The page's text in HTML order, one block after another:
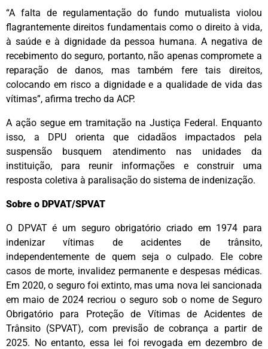
“A falta de regulamentação do fundo mutualista violou
flagrantemente direitos fundamentais como o direito à vida,
à saúde e à dignidade da pessoa humana. A negativa de
recebimento do seguro, portanto, não apenas compromete a
reparação de danos, mas também fere tais direitos,
colocando em risco a dignidade e a qualidade de vida das
vítimas”, afirma trecho da ACP.
A ação segue em tramitação na Justiça Federal. Enquanto
isso, a DPU orienta que cidadãos impactados pela
suspensão busquem atendimento nas unidades da
instituição, para reunir informações e construir uma
resposta coletiva à paralisação do sistema de indenização.
Sobre o DPVAT/SPVAT
O DPVAT é um seguro obrigatório criado em 1974 para
indenizar vítimas de acidentes de trânsito,
independentemente de quem seja o culpado. Ele cobre
casos de morte, invalidez permanente e despesas médicas.
Em 2020, o seguro foi extinto, mas uma nova lei sancionada
em maio de 2024 recriou o seguro sob o nome de Seguro
Obrigatório para Proteção de Vítimas de Acidentes de
Trânsito (SPVAT), com previsão de cobrança a partir de
2025. No entanto, essa lei foi revogada em dezembro de